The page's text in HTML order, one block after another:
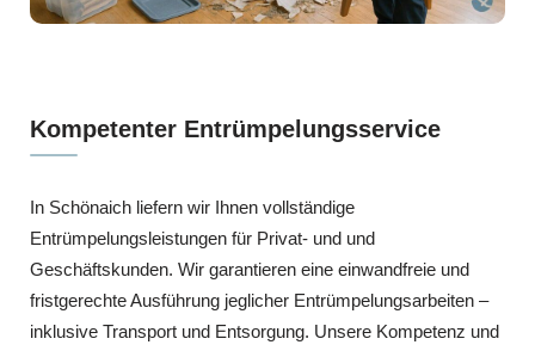
Kompetenter Entrümpelungsservice
In Schönaich liefern wir Ihnen vollständige
Entrümpelungsleistungen für Privat- und und
Geschäftskunden. Wir garantieren eine einwandfreie und
fristgerechte Ausführung jeglicher Entrümpelungsarbeiten –
inklusive Transport und Entsorgung. Unsere Kompetenz und